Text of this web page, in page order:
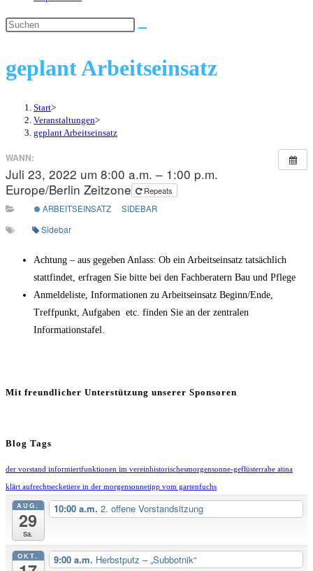
geplant Arbeitseinsatz
Start>
Veranstaltungen>
geplant Arbeitseinsatz
WANN:
Juli 23, 2022 um 8:00 a.m. – 1:00 p.m.
Europe/Berlin Zeitzone
Repeats
ARBEITSEINSATZ
SIDEBAR
Sidebar
Achtung – aus gegeben Anlass: Ob ein Arbeitseinsatz tatsächlich
stattfindet, erfragen Sie bitte bei den Fachberatern Bau und Pflege
Anmeldeliste, Informationen zu Arbeitseinsatz Beginn/Ende,
Treffpunkt, Aufgaben etc. finden Sie an der zentralen
Informationstafel.
Mit freundlicher Unterstützung unserer Sponsoren
Blog Tags
der vorstand informiertfunktionen im vereinhistorischesmorgensonne-geflüsterrabe atina
klärt aufrechtsecketiere in der morgensonnetipp vom gartenfuchs
AUG.
29
Sa.
10:00 a.m. 2. offene Vorstandsitzung
OKT. 9:00 a.m. Herbstputz – „Subbotnik“